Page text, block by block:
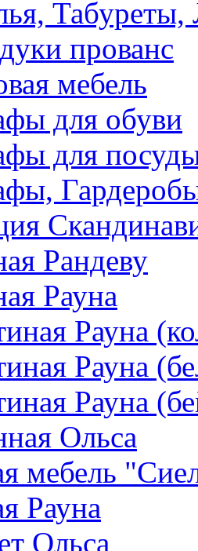
Табуреты,
прованс
мебель
для обуви
для
Рандеву
Рауна
Рауна
Рауна
Рауна
Ольса
мебель
Рауна
Ольса